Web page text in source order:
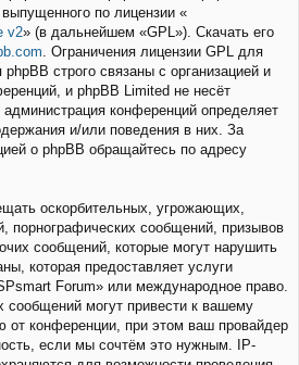
по лицензии «
v2» (в дальнейшем «GPL»). Скачать его
. Ограничения лицензии GPL для
строго связаны с организацией и
и phpBB Limited не несёт
администрация конференций определяет
и/или поведения в них. За
о phpBB обращайтесь по адресу
оскорбительных, угрожающих,
порнографических сообщений, призывов
сообщений, которые могут нарушить
которая предоставляет услуги
Forum» или международное право.
сообщений могут привести к вашему
от конференции, при этом ваш провайдер
если мы сочтём это нужным. IP-